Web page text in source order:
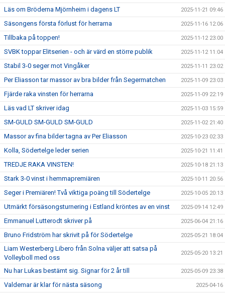
Läs om Bröderna Mjörnheim i dagens LT 2025-11-21 09:46
Säsongens första förlust för herrarna 2025-11-16 12:06
Tillbaka på toppen! 2025-11-12 23:00
SVBK toppar Elitserien - och är värd en större publik 2025-11-12 11:04
Stabil 3-0 seger mot Vingåker 2025-11-11 23:02
Per Eliasson tar massor av bra bilder från Segermatchen 2025-11-09 23:03
Fjärde raka vinsten för herrarna 2025-11-09 22:19
Läs vad LT skriver idag 2025-11-03 15:59
SM-GULD SM-GULD SM-GULD 2025-11-02 21:40
Massor av fina bilder tagna av Per Eliasson 2025-10-23 02:33
Kolla, Södertelge leder serien 2025-10-21 11:41
TREDJE RAKA VINSTEN! 2025-10-18 21:13
Stark 3-0 vinst i hemmapremiären 2025-10-11 20:56
Seger i Premiären! Två viktiga poäng till Södertelge 2025-10-05 20:13
Utmärkt försäsongsturnering i Estland kröntes av en vinst 2025-09-14 12:49
Emmanuel Lutterodt skriver på 2025-06-04 21:16
Bruno Fridström har skrivit på för Södertelge 2025-05-21 18:04
Liam Westerberg Libero från Solna väljer att satsa på
Volleyboll med oss
2025-05-20 13:21
Nu har Lukas bestämt sig. Signar för 2 år till 2025-05-09 23:38
Valdemar är klar för nästa säsong 2025-04-16